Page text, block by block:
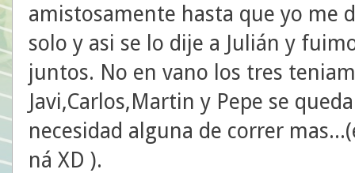
amistosamente hasta que yo me
solo y asi se lo dije a Julián y
juntos. No en vano los tres
Javi,Carlos,Martin y Pepe se
necesidad alguna de correr
ná XD ).